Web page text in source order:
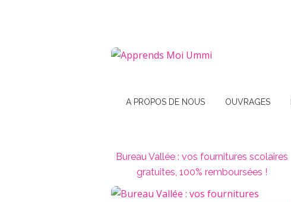
A PROPOS DE NOUS OUVRAGES
Bureau Vallée : vos fournitures scolaires
gratuites, 100% remboursées !